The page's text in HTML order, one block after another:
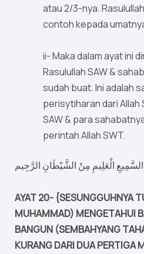
atau 2/3-nya.
contoh kepada
ii- Maka dalam ayat ini
Rasulullah SAW &
sudah buat. Ini adalah
perisytiharan dari Allah
SAW & para
perintah Allah SWT.
السَّمِيعِ الْعَلِيمِ مِنْ الشَّيْطَانِ الرَّجِيم
AYAT 20- {SESUNGGUHNYA
MUHAMMAD) MENGETAHUI
BANGUN (SEMBAHYANG
KURANG DARI DUA PERTIGA